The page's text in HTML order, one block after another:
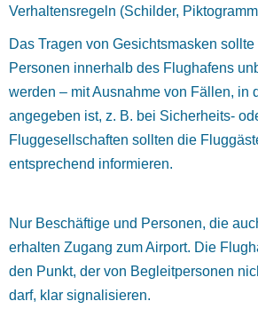
Verhaltensregeln (Schilder,
Das Tragen von Gesichtsmasken
Personen innerhalb des Flughafens
werden – mit Ausnahme von Fällen, in
angegeben ist, z. B. bei Sicherheits-
Fluggesellschaften sollten die
entsprechend informieren.
Nur Beschäftige und Personen, die
erhalten Zugang zum Airport. Die
den Punkt, der von Begleitpersonen
darf, klar signalisieren.